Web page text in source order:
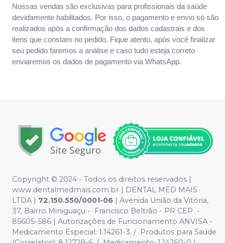
Nossas vendas são exclusivas para profissionais da saúde
devidamente habilitados. Por isso, o pagamento e envio só são
realizados após a confirmação dos dados cadastrais e dos
itens que constam no pedido. Fique atento, após você finalizar
seu pedido faremos a análise e caso tudo esteja correto
enviaremos os dados de pagamento via WhatsApp.
Copyright © 2024 - Todos os direitos reservados |
www.dentalmedmais.com.br | DENTAL MED MAIS
LTDA
72.150.550/0001-06 | Avenida União da Vitória,
37, Bairro Miniguaçu - Francisco Beltrão - PR CEP -
85605-586 | Autorizações de Funcionamento ANVISA -
Medicamento Especial: 1.14261-3. / Produtos para Saúde